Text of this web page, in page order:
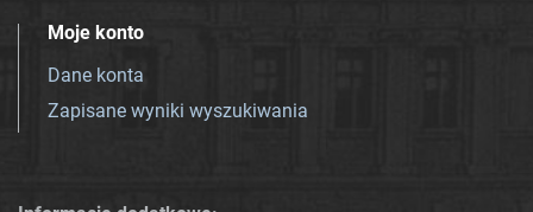
Moje konto
Dane konta
Zapisane wyniki wyszukiwania